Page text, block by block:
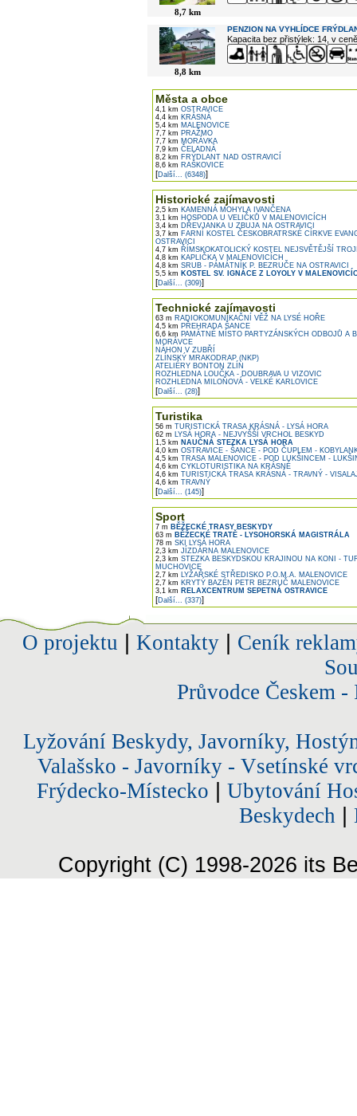
8,7 km
8,8 km
PENZION NA VYHLÍDCE
Kapacita bez přistýlek: 14, v
Města a obce
4,1 km OSTRAVICE
4,4 km KRÁSNÁ
5,4 km MALENOVICE
7,7 km PRAŽMO
7,7 km MORÁVKA
7,9 km ČELADNÁ
8,2 km FRÝDLANT NAD OSTRAVICÍ
8,6 km RAŠKOVICE
[Další... (6348)]
Historické zajímavosti
2,5 km KAMENNÁ MOHYLA IVANČENA
3,1 km HOSPODA U VELIČKŮ V MALENOVICÍCH
3,4 km DŘEVJANKA U ZBUJA NA OSTRAVICI
3,7 km FARNÍ KOSTEL ČESKOBRATRSKÉ CÍRKVE
OSTRAVICI
4,7 km ŘÍMSKOKATOLICKÝ KOSTEL NEJSVĚTĚJŠÍ
4,8 km KAPLIČKA V MALENOVICÍCH
4,8 km SRUB - PÁMÁTNÍK P. BEZRUČE NA OSTRAVICI
5,5 km KOSTEL SV. IGNÁCE Z LOYOLY V
[Další... (309)]
Technické zajímavosti
63 m RADIOKOMUNIKAČNÍ VĚŽ NA LYSÉ HOŘE
4,5 km PŘEHRADA ŠANCE
6,6 km PAMÁTNÉ MÍSTO PARTYZÁNSKÝCH ODBOJŮ A
MORÁVCE
NÁHON V ZUBŘÍ
ZLÍNSKÝ MRAKODRAP (NKP)
ATELIÉRY BONTON ZLÍN
ROZHLEDNA LOUČKA - DOUBRAVA U VIZOVIC
ROZHLEDNA MILOŇOVÁ - VELKÉ KARLOVICE
[Další... (28)]
Turistika
56 m TURISTICKÁ TRASA KRÁSNÁ - LYSÁ HORA
62 m LYSÁ HORA - NEJVYŠŠÍ VRCHOL BESKYD
1,5 km NAUČNÁ STEZKA LYSÁ HORA
4,0 km OSTRAVICE - ŠANCE - POD ČUPLEM -
4,5 km TRASA MALENOVICE - POD LUKŠINCEM -
4,6 km CYKLOTURISTIKA NA KRÁSNÉ
4,6 km TURISTICKÁ TRASA KRÁSNÁ - TRAVNÝ -
4,6 km TRAVNÝ
[Další... (145)]
Sport
7 m BĚŽECKÉ TRASY BESKYDY
63 m BĚŽECKÉ TRATĚ - LYSOHORSKÁ MAGISTRÁLA
78 m SKI LYSÁ HORA
2,3 km JÍZDÁRNA MALENOVICE
2,3 km STEZKA BESKYDSKOU KRAJINOU NA KONI -
MUCHOVICE
2,7 km LYŽAŘSKÉ STŘEDISKO P.O.M.A. MALENOVICE
2,7 km KRYTÝ BAZÉN PETR BEZRUČ MALENOVICE
3,1 km RELAXCENTRUM SEPETNÁ OSTRAVICE
[Další... (337)]
O projektu Kontakty| Ceník
Průvodce Českem
Lyžování Beskydy, Javorníky,
Valašsko - Javorníky - Vsetínské
Frýdecko-Místecko
Ubytování
Beskydech
Copyright (C) 1998-2026 its